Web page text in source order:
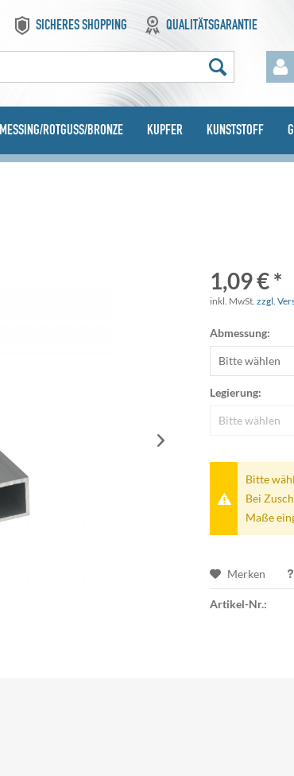
SICHERES SHOPPING QUALITÄTSGARANTIE
MESSING/ROTGUSS/BRONZE KUPFER KUNSTSTOFF
1,09 € *
inkl. MwSt.zzgl.
Abmessung:
Legierung:
Bitte
Bei
Maße
Merken
Artikel-Nr.: